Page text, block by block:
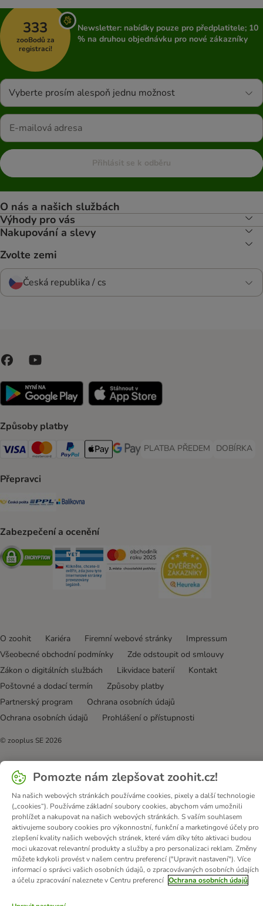
333
zooBodů za
registraci!
Newsletter: nabídky pouze pro předplatitele; 10
% na druhou objednávku pro nové zákazníky
Vyberte prosím alespoň jednu možnost
Přihlásit se k odběru
O nás a našich službách
Výhody pro vás
Nakupování a slevy
Zvolte zemi
Česká republika / cs
Způsoby platby
Visa Payment Method
Mastercard Payment Method
PayPal Payment Method
Apple pay Payment Method
GooglePay Payment Method
PLATBA PŘEDEM
PLATBA PŘEDEM Payment
DOBÍRKA
DOBÍRKA
Přepravci
Česká pošta Shipping Method
PPL Shipping Method
Balíkovna Shipping Method
Zabezpečení a ocenění
Security Security Security
O zoohit Kariéra Firemní webové stránky
Impressum
Všeobecné obchodní podmínky
Zde odstoupit od smlouvy
Zákon o digitálních službách
Likvidace baterií
Kontakt
Poštovné a dodací termín
Způsoby platby
Partnerský program
Ochrana osobních údajů
Ochrana osobních údajů
Prohlášení o přístupnosti
© zooplus SE 2026
Pomozte nám zlepšovat zoohit.cz!
Na našich webových stránkách používáme cookies, pixely a další technologie
(„cookies“). Používáme základní soubory cookies, abychom vám umožnili
prohlížet a nakupovat na našich webových stránkách. S vaším souhlasem
aktivujeme soubory cookies pro výkonnostní, funkční a marketingové účely pro
zlepšení kvality našich webových stránek, které vám díky této aktivaci budou
moci ukazovat relevantní produkty a služby a pro personalizaci reklam. Změny
můžete kdykoli provést v našem centru preferencí ("Upravit nastavení"). Více
informací o správci vašich osobních údajů, o zpracovávaných osobních údajích
a účelu zpracování naleznete v Centru preferencí Ochrana osobních údajů